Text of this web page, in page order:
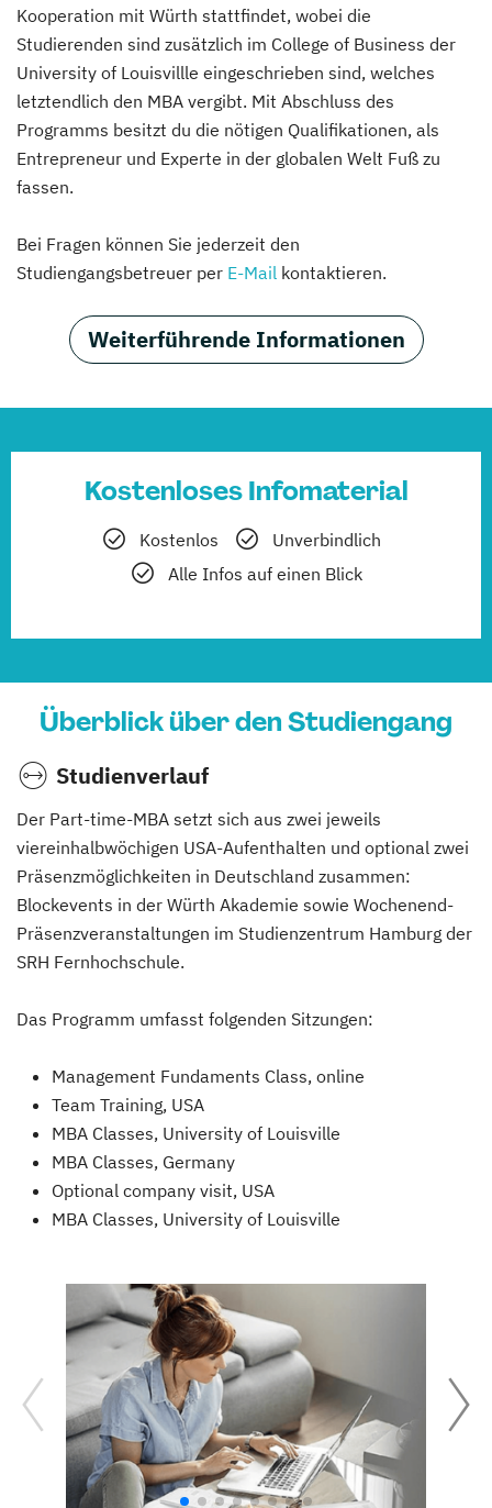
Kooperation mit Würth stattfindet, wobei die
Studierenden sind zusätzlich im College of Business der
University of Louisvillle eingeschrieben sind, welches
letztendlich den MBA vergibt. Mit Abschluss des
Programms besitzt du die nötigen Qualifikationen, als
Entrepreneur und Experte in der globalen Welt Fuß zu
fassen.
Bei Fragen können Sie jederzeit den
Studiengangsbetreuer per E-Mail kontaktieren.
Weiterführende Informationen
Kostenloses Infomaterial
Kostenlos
Unverbindlich
Alle Infos auf einen Blick
Überblick über den Studiengang
Studienverlauf
Der Part-time-MBA setzt sich aus zwei jeweils
viereinhalbwöchigen USA-Aufenthalten und optional zwei
Präsenzmöglichkeiten in Deutschland zusammen:
Blockevents in der Würth Akademie sowie Wochenend-
Präsenzveranstaltungen im Studienzentrum Hamburg der
SRH Fernhochschule.
Das Programm umfasst folgenden Sitzungen:
Management Fundaments Class, online
Team Training, USA
MBA Classes, University of Louisville
MBA Classes, Germany
Optional company visit, USA
MBA Classes, University of Louisville